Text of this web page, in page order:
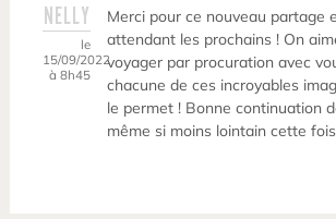
NELLY
le
15/09/2022
à 8h45
Merci pour ce nouveau partage
attendant les prochains ! On
voyager par procuration avec
chacune de ces incroyables
le permet ! Bonne continuation
même si moins lointain cette